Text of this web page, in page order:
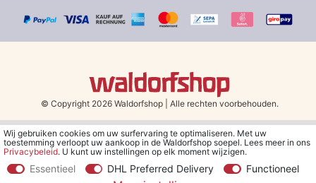
© Copyright 2026 Waldorfshop Alle rechten voorbehouden.
*Gratis verzending in Nederland en België vanaf 79 euro bij het
kiezen van de verzendmethode "DHL - Besparing op
Wij gebruiken cookies om uw surfervaring te optimaliseren. Met uw
toestemming verloopt uw aankoop in de Waldorfshop soepel. Lees meer in ons
Privacybeleid. U kunt uw instellingen op elk moment wijzigen.
Essentieel DHL Preferred Delivery Functioneel